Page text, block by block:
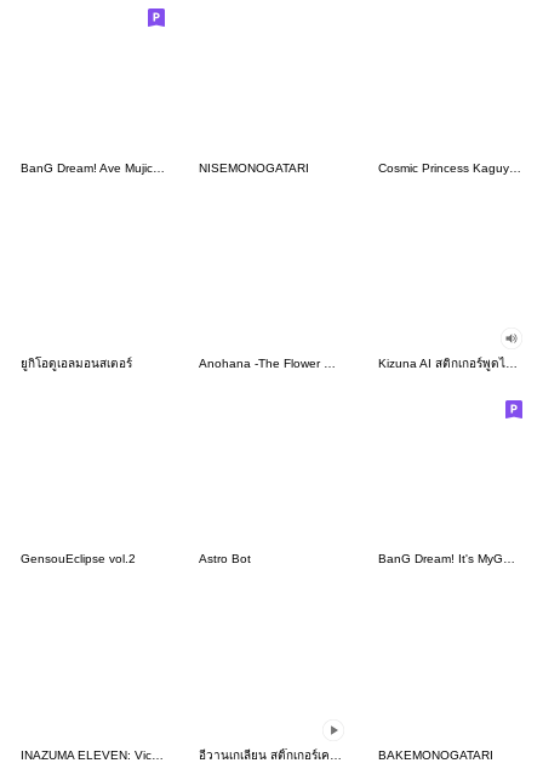
NISEMONOGATARI Cosmic Princess Kaguya! Vol.1
ยูกิโอดูเอลมอนสเตอร์ Kizuna AI สติกเกอร์พูดได้ 2
GensouEclipse vol.2 Astro Bot BanG Dream! It's MyGO!!!!! vol.1
BAKEMONOGATARI